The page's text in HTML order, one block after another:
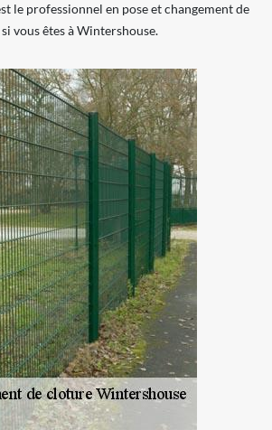
le professionnel en pose et changement de
vous êtes à Wintershouse.